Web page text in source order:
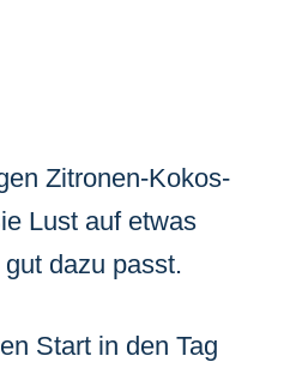
Zitronen-Kokos-
Lust auf etwas
dazu passt.
Start in den Tag